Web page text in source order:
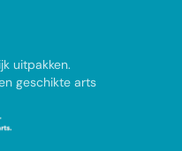
uitpakken.
geschikte arts